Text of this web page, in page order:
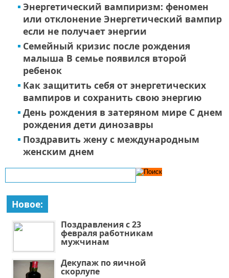
Энергетический вампиризм: феномен
или отклонение Энергетический вампир
если не получает энергии
Семейный кризис после рождения
малыша В семье появился второй
ребенок
Как защитить себя от энергетических
вампиров и сохранить свою энергию
День рождения в затеряном мире С днем
рождения дети динозавры
Поздравить жену с международным
женским днем
Новое:
Поздравления с 23
февраля работникам
мужчинам
Декупаж по яичной
скорлупе